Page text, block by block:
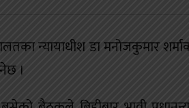
न्यायाधीश डा मनोजकुमार
।